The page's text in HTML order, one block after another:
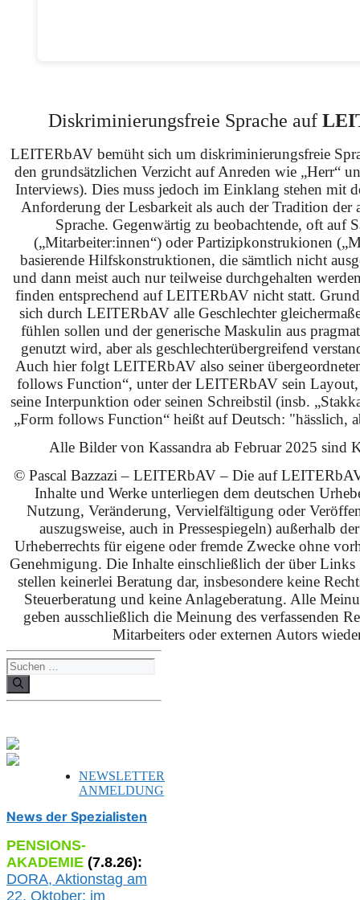
Diskriminierungsfreie Sprache auf
LEITERbAV bemüht sich um diskriminierungsfreie
den grundsätzlichen Verzicht auf Anreden wie „Herr“
Interviews). Dies muss jedoch im Einklang stehen mit
Anforderung der Lesbarkeit als auch der Tradition der
Sprache. Gegenwärtig zu beobachtende, oft auf
(„Mitarbeiter:innen“) oder Partizipkonstrukionen
basierende Hilfskonstruktionen, die sämtlich nicht
und dann meist auch nur teilweise durchgehalten
finden entsprechend auf LEITERbAV nicht statt.
sich durch LEITERbAV alle Geschlechter
fühlen sollen und der generische Maskulin aus
genutzt wird, aber als geschlechterübergreifend
Auch hier folgt LEITERbAV also seiner
follows Function“, unter der LEITERbAV sein Layout,
seine Interpunktion oder seinen Schreibstil (insb.
„Form follows Function“ heißt auf Deutsch: "hässlich,
Alle Bilder von Kassandra ab Februar 2025 sind
© Pascal Bazzazi – LEITERbAV – Die auf
Inhalte und Werke unterliegen dem deutschen
Nutzung, Veränderung, Vervielfältigung oder
auszugsweise, auch in Pressespiegeln) außerhalb
Urheberrechts für eigene oder fremde Zwecke ohne
Genehmigung. Die Inhalte einschließlich der über Links
stellen keinerlei Beratung dar, insbesondere keine
Steuerberatung und keine Anlageberatung. Alle
geben ausschließlich die Meinung des verfassenden
Mitarbeiters oder externen Autors
Suchen
nach:
NEWSLETTER
ANMELDUNG
News der Spezialisten
PENSIONS-
AKADEMIE (7.8.26):
DORA, Aktionstag am
22. Oktober: im